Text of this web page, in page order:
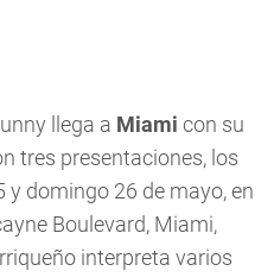
llega a Miami con su
tres presentaciones, los
y domingo 26 de mayo, en
Boulevard, Miami,
interpreta varios